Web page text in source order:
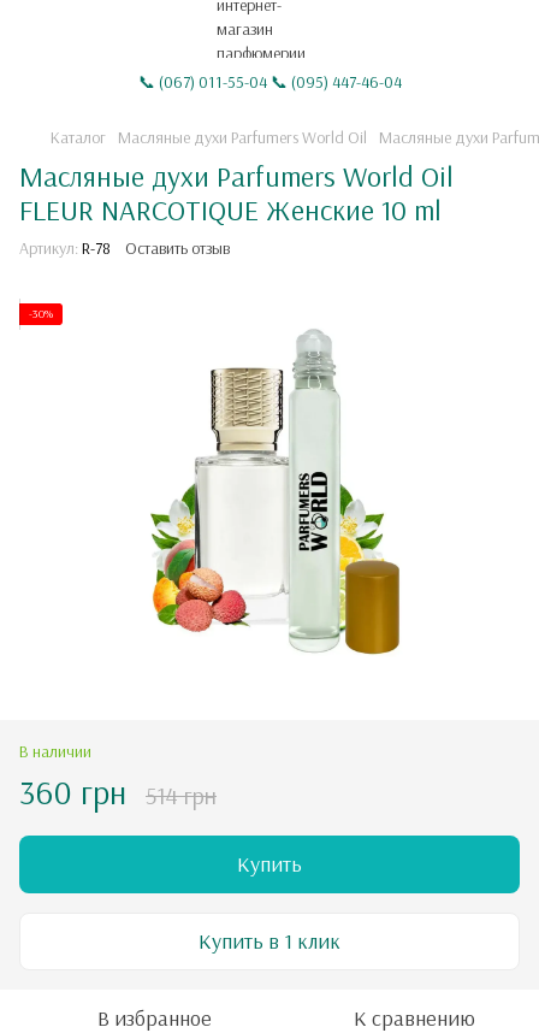
📞 (067) 011-55-04 📞 (095) 447-46-04
Каталог Масляные духи Parfumers World Oil Масляные духи
Масляные духи Parfumers World Oil
FLEUR NARCOTIQUE Женские 10 ml
Артикул: R-78 Оставить отзыв
-30%
В наличии
360 грн 514 грн
Купить
Купить в 1 клик
В избранное К сравнению